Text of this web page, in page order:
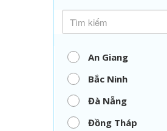
An Giang
Bắc Ninh
Đà Nẵng
Đồng Tháp